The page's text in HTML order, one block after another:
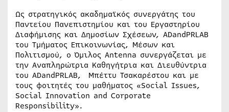
Ως στρατηγικός ακαδημαϊκός συνεργάτης του
Παντείου Πανεπιστημίου και του Εργαστηρίου
Διαφήμισης και Δημοσίων Σχέσεων, ADandPRLAB
του Τμήματος Επικοινωνίας, Μέσων και
Πολιτισμού, ο Όμιλος Antenna συνεργάζεται με
την Αναπληρώτρια Καθηγήτρια και Διευθύντρια
του ADandPRLAB, Μπέττυ Τσακαρέστου και με
τους φοιτητές του μαθήματος «Social Issues,
Social Innovation and Corporate
Responsibility».